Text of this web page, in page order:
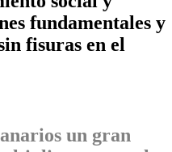
fundamentales y
fisuras en el
un gran